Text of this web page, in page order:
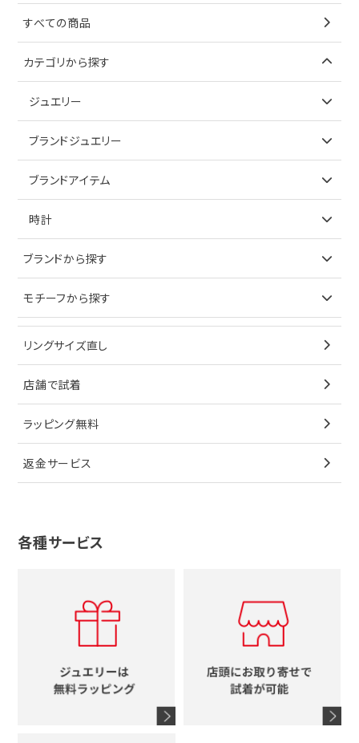
すべての商品
カテゴリから探す
ジュエリー
アイテムで探す
ブレスレット
ペンダントトップ
ブローチ
その他
ノーブランドジュエリーをすべて見る
ブランドジュエリー
アイテムで探す
イヤリング
ブレスレット
ペンダントトップ
ブローチ
その他
ティファニー
ブルガリ
グッチ
ブランドアイテム
アイテムで探す
キーケース
サングラス
シューズ
香水
シャネル
コーチ
ブランドアイテムをすべて見る
時計
ブランドで探す
オメガ
シャネル
タグホイヤー
カルティエ
セイコー
メンズ時計
時計をすべて見る
ブランドから探す
ティファニー
ブルガリ
カルティエ
ウノアエレ
4℃
グッチ
ルイヴィトン
エルメス
シャネル
モチーフから探す
星
リボン
花
十字架
イニシャル
リングサイズ直し
店舗で試着
ラッピング無料
返金サービス
各種サービス